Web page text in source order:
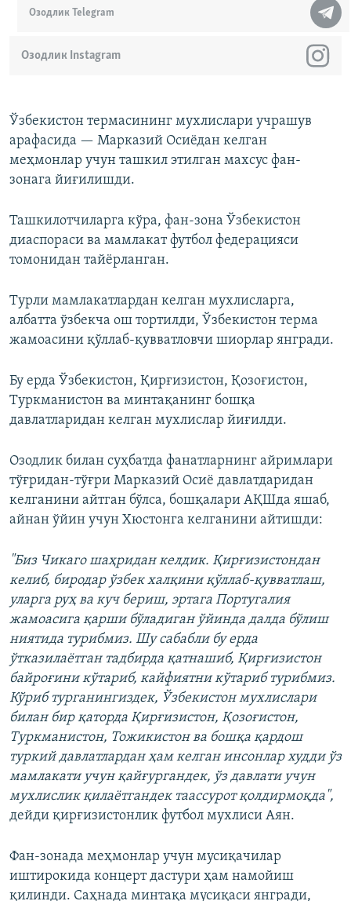
Озодлик Telegram
Озодлик Instagram
Ўзбекистон термасининг мухлислари учрашув
арафасида — Марказий Осиёдан келган
меҳмонлар учун ташкил этилган махсус фан-
зонага йиғилишди.
Ташкилотчиларга кўра, фан-зона Ўзбекистон
диаспораси ва мамлакат футбол федерацияси
томонидан тайёрланган.
Турли мамлакатлардан келган мухлисларга,
албатта ўзбекча ош тортилди, Ўзбекистон терма
жамоасини қўллаб-қувватловчи шиорлар янгради.
Бу ерда Ўзбекистон, Қирғизистон, Қозоғистон,
Туркманистон ва минтақанинг бошқа
давлатларидан келган мухлислар йиғилди.
Озодлик билан суҳбатда фанатларнинг айримлари
тўғридан-тўғри Марказий Осиё давлатдаридан
келганини айтган бўлса, бошқалари АҚШда яшаб,
айнан ўйин учун Хюстонга келганини айтишди:
"Биз Чикаго шаҳридан келдик. Қирғизистондан
келиб, биродар ўзбек халқини қўллаб-қувватлаш,
уларга руҳ ва куч бериш, эртага Португалия
жамоасига қарши бўладиган ўйинда далда бўлиш
ниятида турибмиз. Шу сабабли бу ерда
ўтказилаётган тадбирда қатнашиб, Қирғизистон
байроғини кўтариб, кайфиятни кўтариб турибмиз.
Кўриб турганингиздек, Ўзбекистон мухлислари
билан бир қаторда Қирғизистон, Қозоғистон,
Туркманистон, Тожикистон ва бошқа қардош
туркий давлатлардан ҳам келган инсонлар худди ўз
мамлакати учун қайғургандек, ўз давлати учун
мухлислик қилаётгандек таассурот қолдирмоқда",
дейди қирғизистонлик футбол мухлиси Аян.
Фан-зонада меҳмонлар учун мусиқачилар
иштирокида концерт дастури ҳам намойиш
қилинди. Саҳнада минтақа мусиқаси янгради,